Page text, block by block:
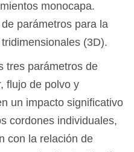
monocapa.
parámetros para la
(3D).
tres parámetros de
flujo de polvo y
un impacto significativo
cordones individuales,
con la relación de